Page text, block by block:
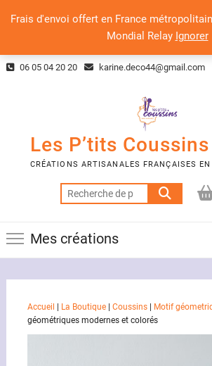
Frais d'envoi offert en France
Mondial Relay Ignorer
Skip 06 05 04 20 20 karine.deco44@gmail.com
Les P’tits Coussins
CRÉATIONS ARTISANALES FRANÇAISES
Recherche
pour :
Mes créations
Accueil La Boutique| Coussins| Motif
géométriques modernes et colorés